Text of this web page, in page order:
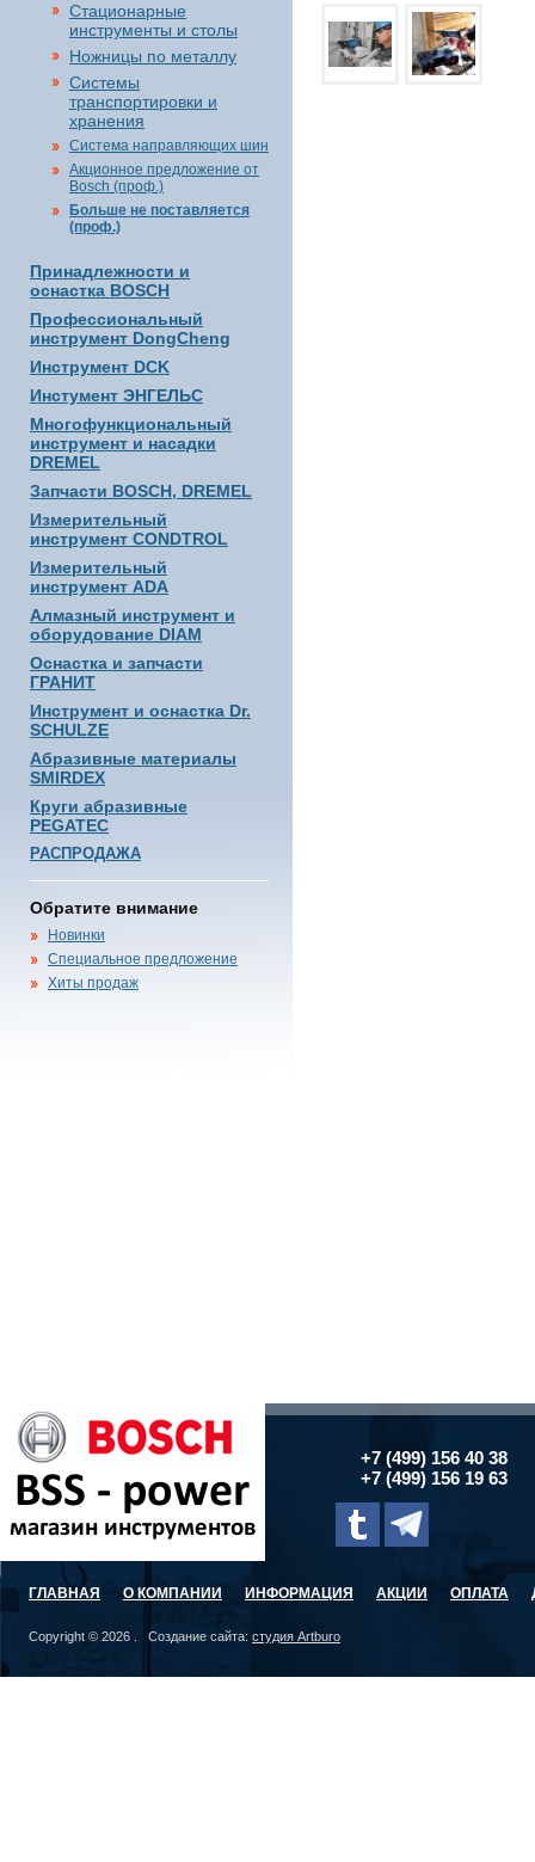
Стационарные
инструменты и столы
Ножницы по металлу
Системы
транспортировки и
хранения
Система направляющих шин
Акционное предложение от
Bosch (проф.)
Больше не поставляется
(проф.)
Принадлежности и
оснастка BOSCH
Профессиональный
инструмент DongCheng
Инструмент DCK
Инстумент ЭНГЕЛЬС
Многофункциональный
инструмент и насадки
DREMEL
Запчасти BOSCH, DREMEL
Измерительный
инструмент CONDTROL
Измерительный
инструмент ADA
Алмазный инструмент и
оборудование DIAM
Оснастка и запчасти
ГРАНИТ
Инструмент и оснастка Dr.
SCHULZE
Абразивные материалы
SMIRDEX
Круги абразивные
PEGATEC
РАСПРОДАЖА
Обратите внимание
Новинки
Специальное предложение
Хиты продаж
+7 (499) 156 40 38
+7 (499) 156 19 63
ГЛАВНАЯ О КОМПАНИИ ИНФОРМАЦИЯ АКЦИИ ОПЛАТА
Copyright © 2026 . Создание сайта: студия Artburo